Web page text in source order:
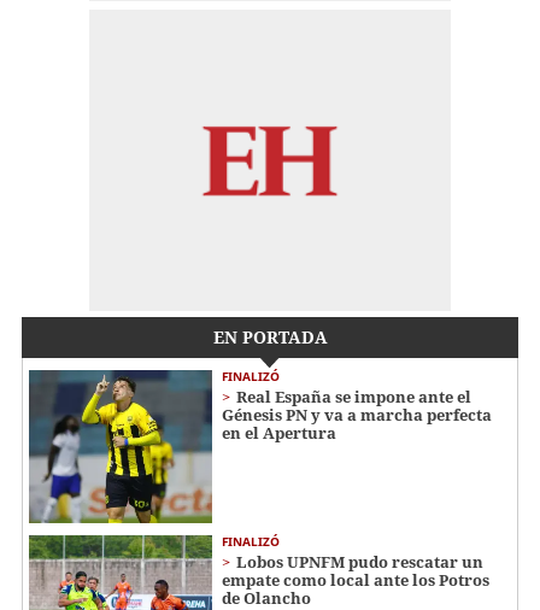
EN PORTADA
FINALIZÓ
Real España se impone ante el
Génesis PN y va a marcha perfecta
en el Apertura
FINALIZÓ
Lobos UPNFM pudo rescatar un
empate como local ante los Potros
de Olancho